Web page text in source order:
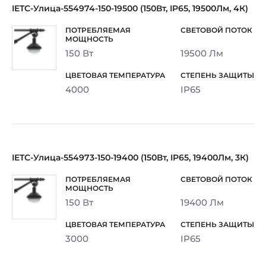
IETC-Улица-554974-150-19500 (150Вт, IP65, 19500Лм, 4К)
150 Вт 19500 Лм
4000 IP65
IETC-Улица-554973-150-19400 (150Вт, IP65, 19400Лм, 3К)
150 Вт 19400 Лм
3000 IP65